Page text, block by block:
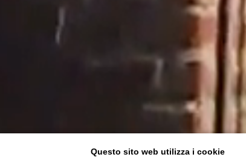
Questo sito web utilizza i cookie